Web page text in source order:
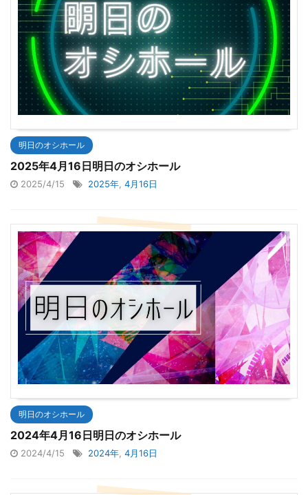
明日のオシホール
2025年4月16日明日のオシホール
2025/4/15 2025年 4月16日
明日のオシホール
2024年4月16日明日のオシホール
2024/4/15 2024年, 4月16日